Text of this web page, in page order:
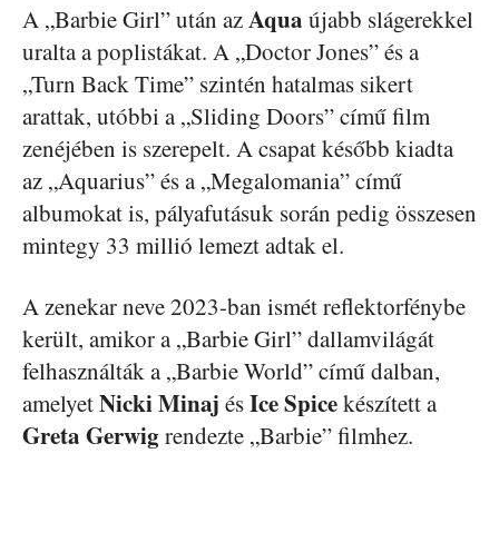
A „Barbie Girl” után azAqua újabb slágerekkel
uralta a poplistákat. A „Doctor Jones” és a
„Turn Back Time” szintén hatalmas sikert
arattak, utóbbi a „Sliding Doors” című film
zenéjében is szerepelt. A csapat később kiadta
az „Aquarius” és a „Megalomania” című
albumokat is, pályafutásuk során pedig összesen
mintegy 33 millió lemezt adtak el.
A zenekar neve 2023-ban ismét reflektorfénybe
került, amikor a „Barbie Girl” dallamvilágát
felhasználták a „Barbie World” című dalban,
amelyetNicki Minaj ésIce Spicekészített a
Greta Gerwigrendezte „Barbie” filmhez.